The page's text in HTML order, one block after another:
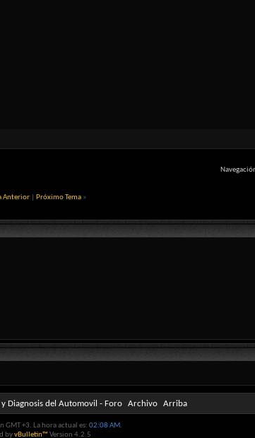
Anterior Próximo Tema »
Diagnosis del Automovil - Foro Archivo Arriba
GMT +3. La hora actual es: 02:08 AM.
byvBulletin™ Version 4.2.5